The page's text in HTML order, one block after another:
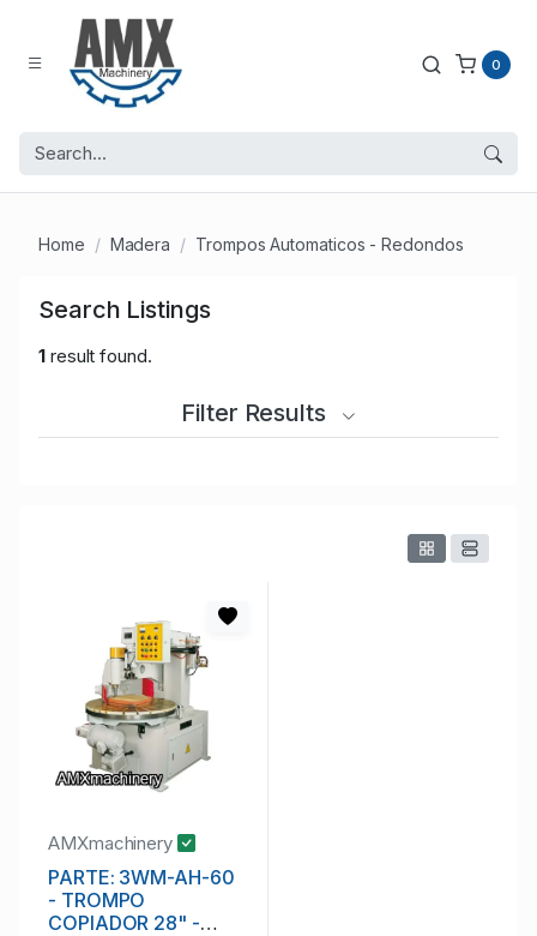
0
Home Madera Trompos Automaticos - Redondos
Search Listings
1result found.
Filter Results
AMXmachinery
PARTE: 3WM-AH-60
- TROMPO
COPIADOR 28" -